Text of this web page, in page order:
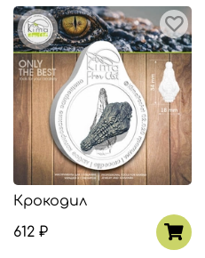
Крокодил
612 ₽